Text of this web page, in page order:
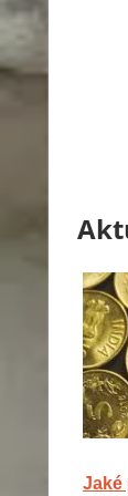
Jaké